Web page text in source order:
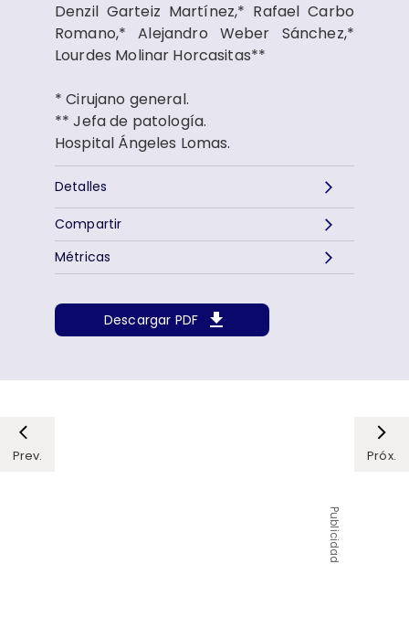
Denzil Garteiz Martínez,* Rafael Carbo
Romano,* Alejandro Weber Sánchez,*
Lourdes Molinar Horcasitas**
* Cirujano general.
** Jefa de patología.
Hospital Ángeles Lomas.
Detalles
Descargar PDF
Métricas
Compartir
Prev. Próx.
Publicidad